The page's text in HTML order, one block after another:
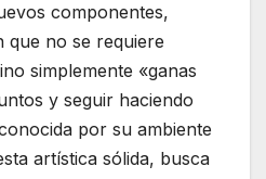
componentes,
que no se requiere
simplemente «ganas
y seguir haciendo
por su ambiente
artística sólida, busca